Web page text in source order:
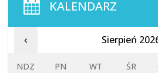
KALENDARZ
‹ Sierpień
NDZ PN WT ŚR